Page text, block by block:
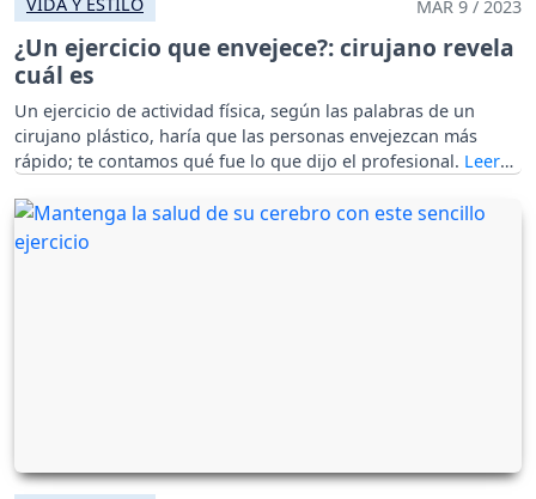
MAR 9 / 2023
¿Un ejercicio que envejece?: cirujano revela
cuál es
Un ejercicio de actividad física, según las palabras de un
cirujano plástico, haría que las personas envejezcan más
rápido; te contamos qué fue lo que dijo el profesional.